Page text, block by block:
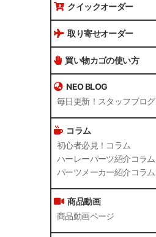
クイックオーダー
取り寄せオーダー
買い物カゴの使い方
NEO BLOG
毎日更新！スタッフブログ
コラム
初心者必見！コラム
ハーレーパーツ紹介コラム
パーツメーカー紹介コラム
商品動画
商品動画ページ